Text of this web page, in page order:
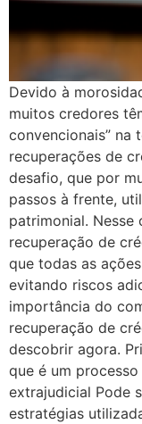
Devido à
muitos credores
convencionais” na
recuperações de
desafio, que por
passos à frente,
patrimonial.
recuperação de
que todas as
evitando riscos
importância do
recuperação de
descobrir agora.
que é um
extrajudicial Pode
estratégias